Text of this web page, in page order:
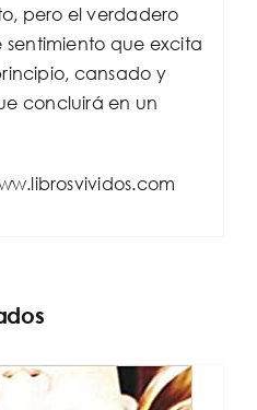
pero el verdadero
sentimiento que excita
cansado y
concluirá en un